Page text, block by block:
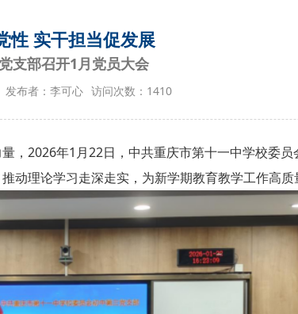
性 实干担当促发展
部召开1月党员大会
发布者：李可心 访问次数： 1410
，2026年1月22日，中共重庆市第十一中学校委
理论学习走深走实，为新学期教育教学工作高质